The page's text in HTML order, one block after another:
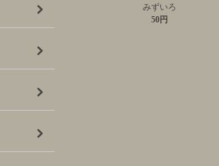
みずいろ
50円